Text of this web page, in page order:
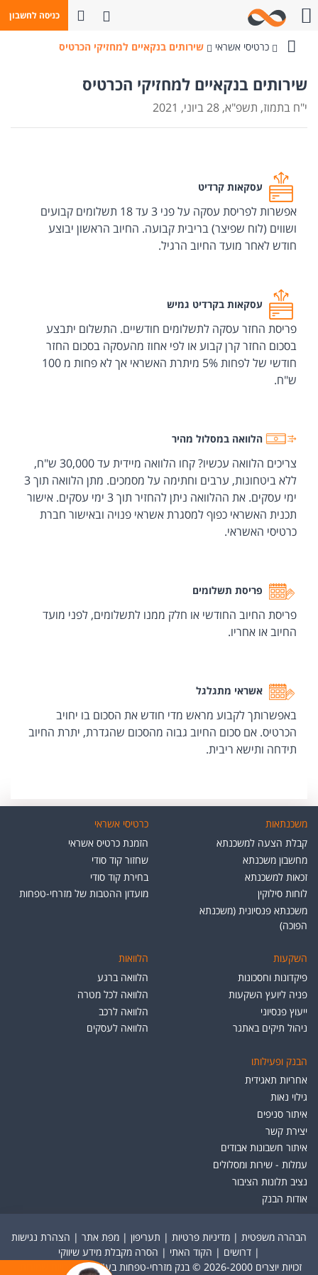
כניסה לחשבון
פתח חיפושחייגו אלינו
מזרחי-טפחות
כרטיסי אשראי שירותים בנקאיים למחזיקי הכרטיס
שירותים בנקאיים למחזיקי הכרטיס
י"ח בתמוז, תשפ"א, 28 ביוני, 2021
עסקאות קרדיט
אפשרות לפריסת עסקה על פני 3 עד 18 תשלומים קבועים
ושווים (לוח שפיצר) בריבית קבועה. החיוב הראשון יבוצע
חודש לאחר מועד החיוב הרגיל.
עסקאות בקרדיט גמיש
פריסת החזר עסקה לתשלומים חודשיים. התשלום יתבצע
בסכום החזר קרן קבוע או לפי אחוז מהעסקה בסכום החזר
חודשי של לפחות 5% מיתרת האשראי אך לא פחות מ 100
ש"ח.
הלוואה במסלול מהיר
צריכים הלוואה עכשיו? קחו הלוואה מיידית עד 30,000 ש"ח,
ללא ביטחונות, ערבים וחתימה על מסמכים. מתן הלוואה תוך 3
ימי עסקים. את ההלוואה ניתן להחזיר תוך 3 ימי עסקים. אישור
תכנית האשראי כפוף למסגרת אשראי פנויה ובאישור חברת
כרטיסי האשראי.
פריסת תשלומים
פריסת החיוב החודשי או חלק ממנו לתשלומים, לפני מועד
החיוב או אחריו.
אשראי מתגלגל
באפשרותך לקבוע מראש מדי חודש את הסכום בו יחויב
הכרטיס. אם סכום החיוב גבוה מהסכום שהגדרת, יתרת החיוב
תידחה ותישא ריבית.
משכנתאות
קבלת הצעה למשכנתא
מחשבון משכנתא
זכאות למשכנתא
לוחות סילוקין
משכנתא פנסיונית (משכנתא
הפוכה)
כרטיסי אשראי
הזמנת כרטיס אשראי
שחזור קוד סודי
בחירת קוד סודי
מועדון ההטבות של מזרחי-טפחות
השקעות
פיקדונות וחסכונות
פניה ליועץ השקעות
ייעוץ פנסיוני
ניהול תיקים באתגר
הלוואות
הלוואה ברגע
הלוואה לכל מטרה
הלוואה לרכב
הלוואה לעסקים
הבנק ופעילותו
אחריות תאגידית
גילוי נאות
איתור סניפים
יצירת קשר
איתור חשבונות אבודים
עמלות - שירות ומסלולים
נציב תלונות הציבור
אודות הבנק
הבהרה משפטית | מדיניות פרטיות | תעריפון | מפת אתר | הצהרת נגישות
| דרושים | הקוד האתי | הסרה מקבלת מידע שיווקי
זכויות יוצרים 2026-2000 © בנק מזרחי-טפחות בע"מ. כל הזכויות שמורות.